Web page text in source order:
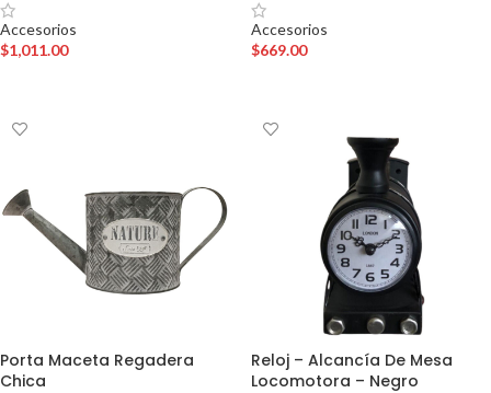
Accesorios
$1,011.00
Accesorios
$669.00
Porta Maceta Regadera
Chica
Reloj – Alcancía De Mesa
Locomotora – Negro